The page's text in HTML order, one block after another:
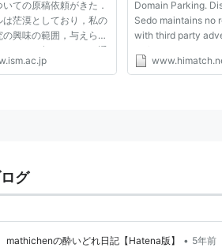
ての原稿依頼がきた．
は茫漠としており，私の
の興味の範囲，与えられ
はるかに超えている．通
では，依頼を断り自分の
Domain Parking.
Sedo maintains no
with third party
service or trade
グ
mathichenの酔いどれ日記【Hatena版】 • 5年前